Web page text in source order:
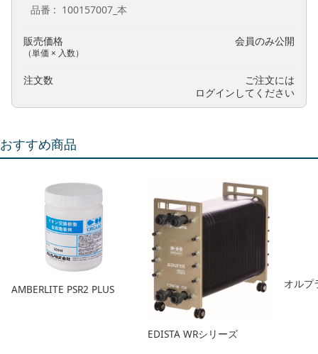
品番 100157007_本
販売価格
（単価 × 入数）
会員のみ公開
注文数
ご注文には
ログイン してください
おすすめ商品
AMBERLITE PSR2 PLUS
EDISTA WRシリーズ
オルプ